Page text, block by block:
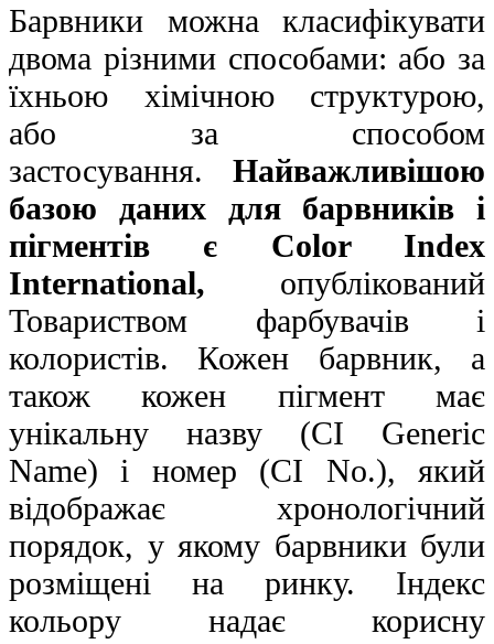
Барвники можна класифікувати
двома різними способами: або за
їхньою хімічною структурою,
або за способом
застосування.
Найважливішою
базою даних для барвників і
пігментів є Color Index
International,
опублікований
Товариством фарбувачів і
колористів. Кожен барвник, а
також кожен пігмент має
унікальну назву (CI Generic
Name) і номер (CI No.), який
відображає хронологічний
порядок, у якому барвники були
розміщені на ринку. Індекс
кольору надає корисну